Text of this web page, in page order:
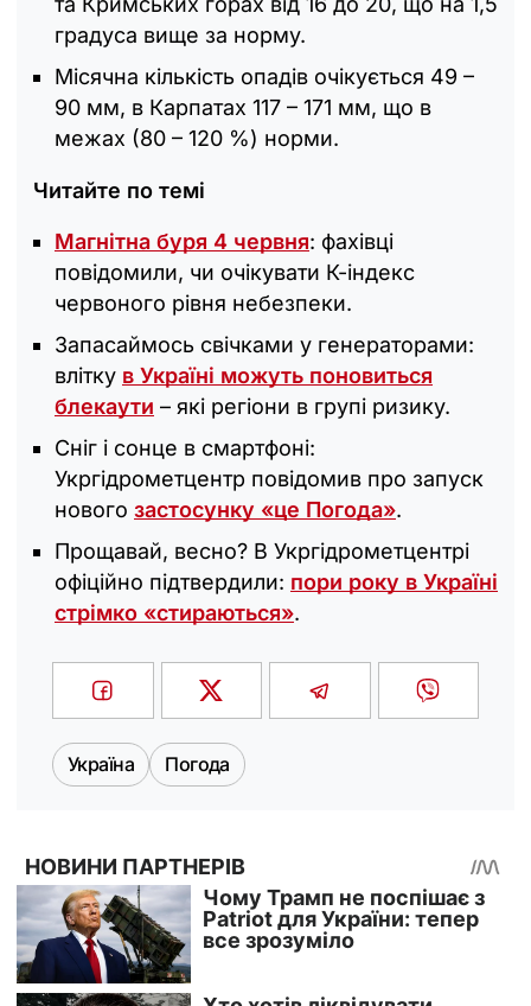
градуса вище за норму.
Місячна кількість опадів очікується 49 –
90 мм, в Карпатах 117 – 171 мм, що в
межах (80 – 120 %) норми.
Читайте по темі
Магнітна буря 4 червня: фахівці
повідомили, чи очікувати К-індекс
червоного рівня небезпеки.
Запасаймось свічками у генераторами:
влітку в Україні можуть поновиться
блекаути – які регіони в групі ризику.
Сніг і сонце в смартфоні:
Укргідрометцентр повідомив про запуск
нового застосунку «це Погода».
Прощавай, весно? В Укргідрометцентрі
офіційно підтвердили: пори року в Україні
стрімко «стираються».
Україна Погода